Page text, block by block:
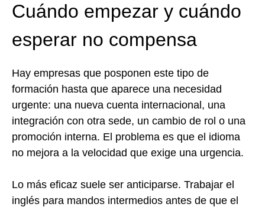
Cuándo empezar y cuándo
esperar no compensa
Hay empresas que posponen este tipo de
formación hasta que aparece una necesidad
urgente: una nueva cuenta internacional, una
integración con otra sede, un cambio de rol o una
promoción interna. El problema es que el idioma
no mejora a la velocidad que exige una urgencia.
Lo más eficaz suele ser anticiparse. Trabajar el
inglés para mandos intermedios antes de que el